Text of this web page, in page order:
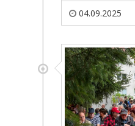
04.09.2025